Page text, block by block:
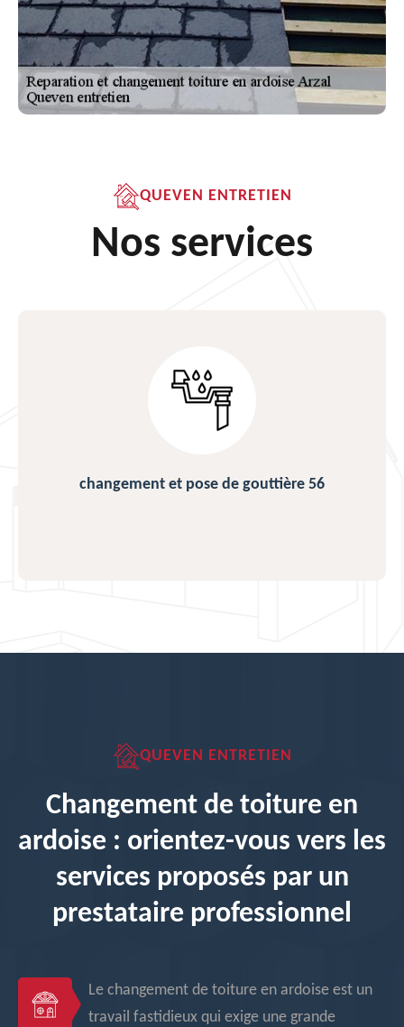
QUEVEN ENTRETIEN
Nos services
changement et pose de gouttière 56
QUEVEN ENTRETIEN
Changement de toiture en
ardoise : orientez-vous vers les
services proposés par un
prestataire professionnel
Le changement de toiture en ardoise est un
travail fastidieux qui exige une grande